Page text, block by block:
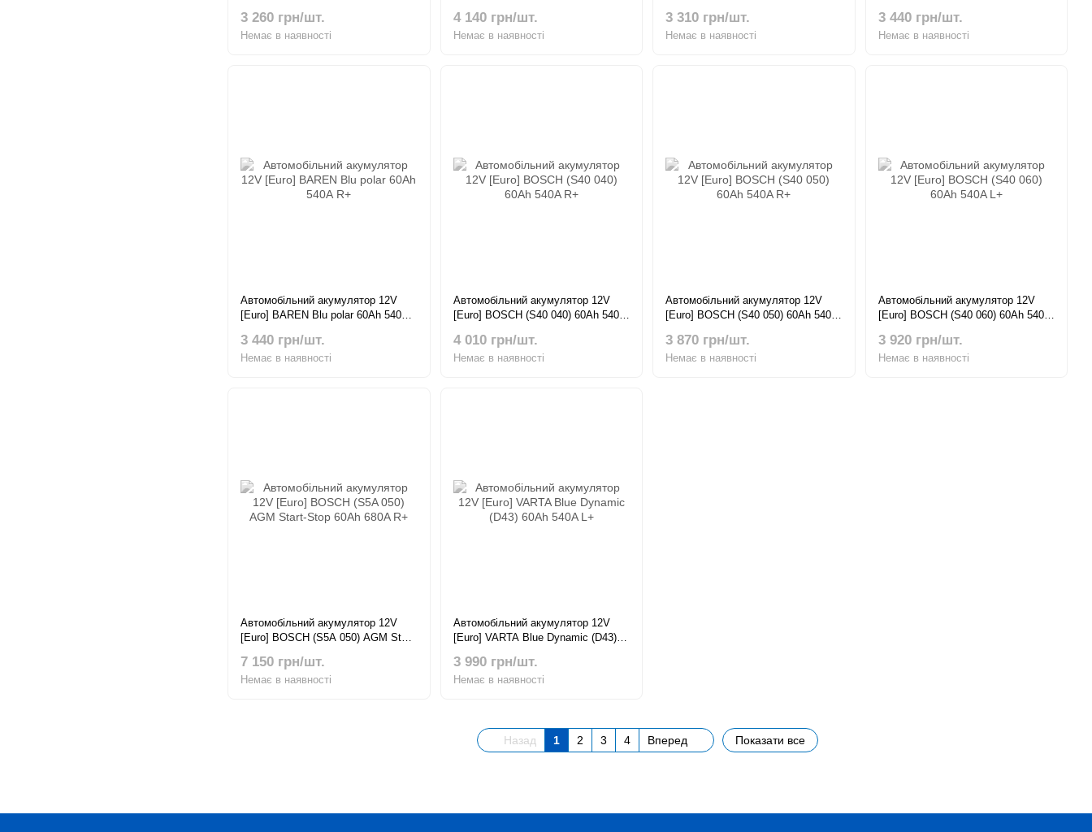
3 260 грн/шт.
Немає в наявності
4 140 грн/шт.
Немає в наявності
3 310 грн/шт.
Немає в наявності
3 440 грн/шт.
Немає в наявності
Автомобільний акумулятор 12V
[Euro] BAREN Blu polar 60Ah 540А
3 440 грн/шт.
Немає в наявності
Автомобільний акумулятор 12V
[Euro] BOSCH (S40 040) 60Ah 540A
4 010 грн/шт.
Немає в наявності
Автомобільний акумулятор 12V
[Euro] BOSCH (S40 050) 60Ah 540A
3 870 грн/шт.
Немає в наявності
Автомобільний акумулятор 12V
[Euro] BOSCH (S40 060) 60Ah 540A
3 920 грн/шт.
Немає в наявності
Автомобільний акумулятор 12V
[Euro] BOSCH (S5A 050) AGM Start-
7 150 грн/шт.
Немає в наявності
Автомобільний акумулятор 12V
[Euro] VARTA Blue Dynamic (D43)
3 990 грн/шт.
Немає в наявності
Назад 1 2 3 4 Вперед Показати все